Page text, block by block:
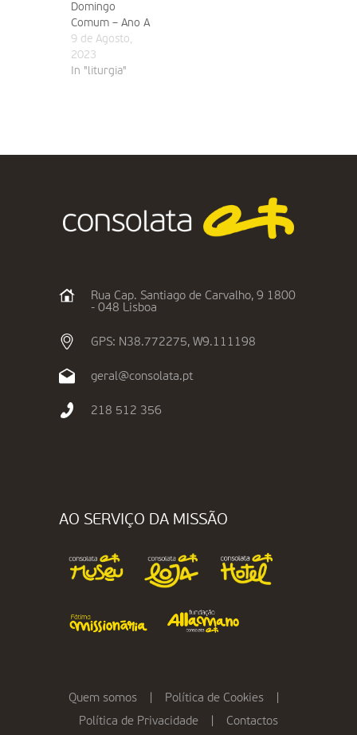
Domingo
Comum – Ano A
9 de Agosto,
2023
In "liturgia"
Rua Cap. Santiago de Carvalho, 9 1800
- 048 Lisboa
GPS: N38.772275, W9.111198
geral@consolata.pt
218 512 356
AO SERVIÇO DA MISSÃO
Quem somos Política de Cookies
Política de Privacidade
Contactos